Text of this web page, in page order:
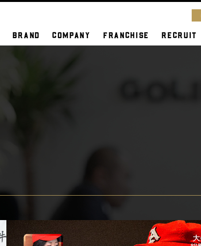
BRAND COMPANY FRANCHISE RECRUIT